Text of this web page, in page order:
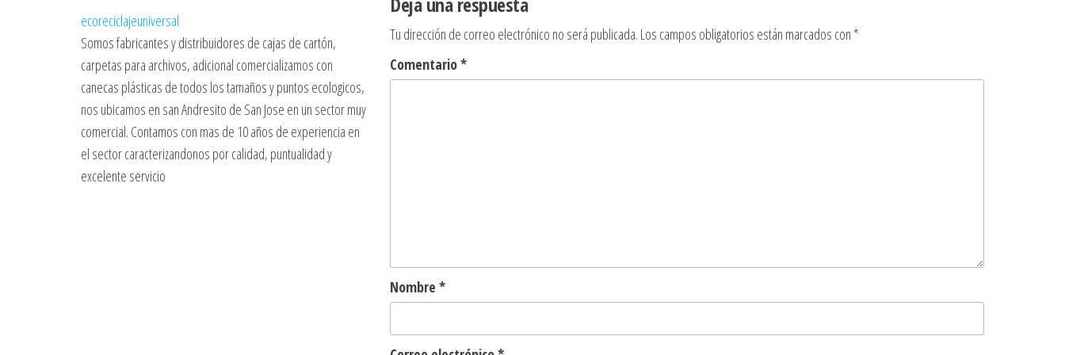
ecoreciclajeuniversal
Somos fabricantes y distribuidores de cajas de cartón,
carpetas para archivos, adicional comercializamos con
canecas plásticas de todos los tamaños y puntos ecologicos,
nos ubicamos en san Andresito de San Jose en un sector muy
comercial. Contamos con mas de 10 años de experiencia en
el sector caracterizandonos por calidad, puntualidad y
excelente servicio
Tu dirección de correo electrónico no será publicada. Los campos obligatorios están marcados con *
Comentario*
Nombre *